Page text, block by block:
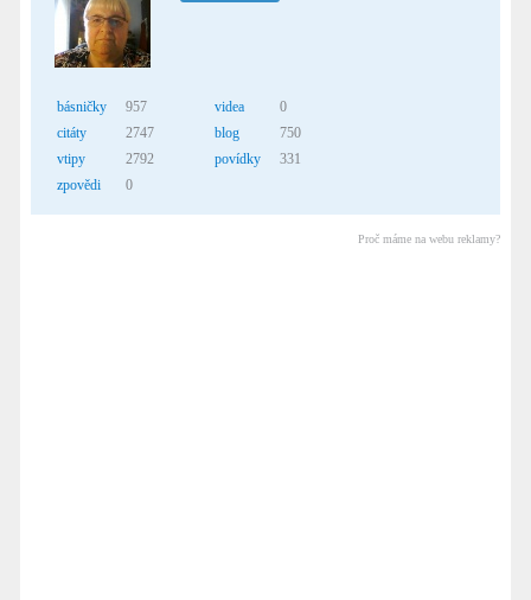
básničky
957
citáty
2747
vtipy
2792
zpovědi
0
videa
0
blog
750
povídky
331
Proč máme na webu reklamy?